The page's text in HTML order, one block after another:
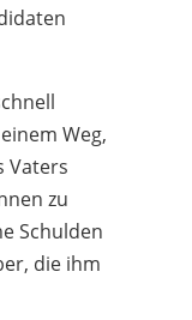
Weg,
Vaters
zu
Schulden
die ihm